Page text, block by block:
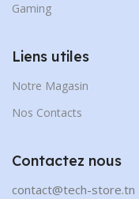
Gaming
Liens utiles
Notre Magasin
Nos Contacts
Contactez nous
contact@tech-store.tn